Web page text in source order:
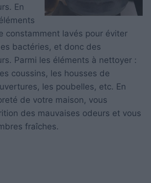
En
constamment lavés pour éviter
bactéries, et donc des
Parmi les éléments à nettoyer :
coussins, les housses de
les poubelles, etc. En
de votre maison, vous
des mauvaises odeurs et vous
fraîches.